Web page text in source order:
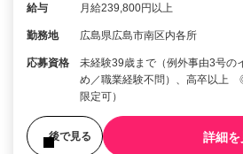
給与 月給239,800円以上
勤務地 広島県広島市南区内各所
応募資格
未経験39歳まで（例外事由3号の
め／職業経験不問）、高卒以上
限定可）
後で見る 詳細を